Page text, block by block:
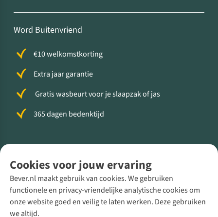
Cookies voor jouw ervaring
Bever.nl maakt gebruik van cookies. We gebruiken
functionele en privacy-vriendelijke analytische cookies om
onze website goed en veilig te laten werken. Deze gebruiken
we altijd.
Word Buitenvriend
€10 welkomstkorting
Extra jaar garantie
Gratis wasbeurt voor je slaapzak of jas
365 dagen bedenktijd
Direct advies van een Buitenexpert